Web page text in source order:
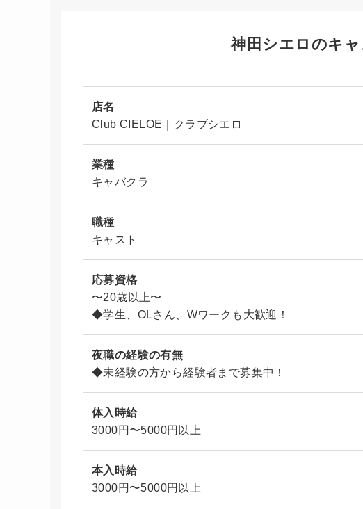
神田シエロのキ
店名
Club CIELOE｜クラブシエロ
業種
キャバクラ
職種
キャスト
応募資格
〜20歳以上〜
◆学生、OLさん、Wワークも大歓迎！
夜職の経験の有無
◆未経験の方から経験者まで募集中！
体入時給
3000円〜5000円以上
本入時給
3000円〜5000円以上